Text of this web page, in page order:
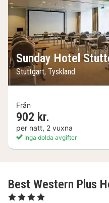
Sunday Hotel
Stuttgart, Tyskland
Från
902 kr.
per natt, 2 vuxna
Inga dolda avgifter
Best Western Plus
, 4 Stjärnor